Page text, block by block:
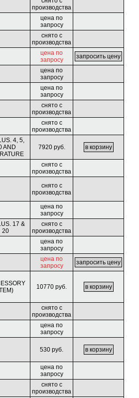
производства
цена по
запросу
снято с
производства
цена по
запросу
цена по
запросу
цена по
запросу
снято с
производства
снято с
производства
4, 5,
AND
7920 руб.
снято с
производства
снято с
производства
цена по
запросу
17 &
20
снято с
производства
цена по
запросу
цена по
запросу
10770 руб.
снято с
производства
цена по
запросу
530 руб.
цена по
запросу
снято с
производства